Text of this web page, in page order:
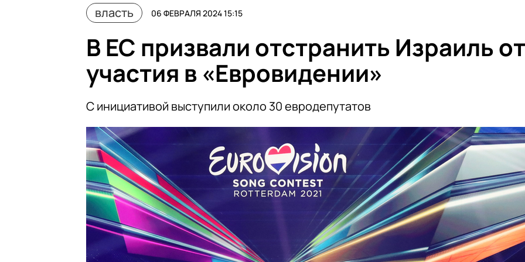
власть 06 ФЕВРАЛЯ 2024 15:15
В ЕС призвали отстранить Израиль от
участия в «Евровидении»
С инициативой выступили около 30 евродепутатов